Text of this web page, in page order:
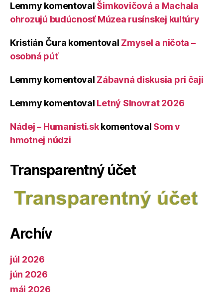
Lemmy komentoval Šimkovičová a Machala
ohrozujú budúcnosť Múzea rusínskej kultúry
Kristián Čura komentoval Zmysel a ničota –
osobná púť
Lemmy komentoval Zábavná diskusia pri čaji
Lemmy komentoval Letný Slnovrat 2026
Nádej – Humanisti.skkomentoval Som v
hmotnej núdzi
Transparentný účet
Archív
júl 2026
jún 2026
máj 2026